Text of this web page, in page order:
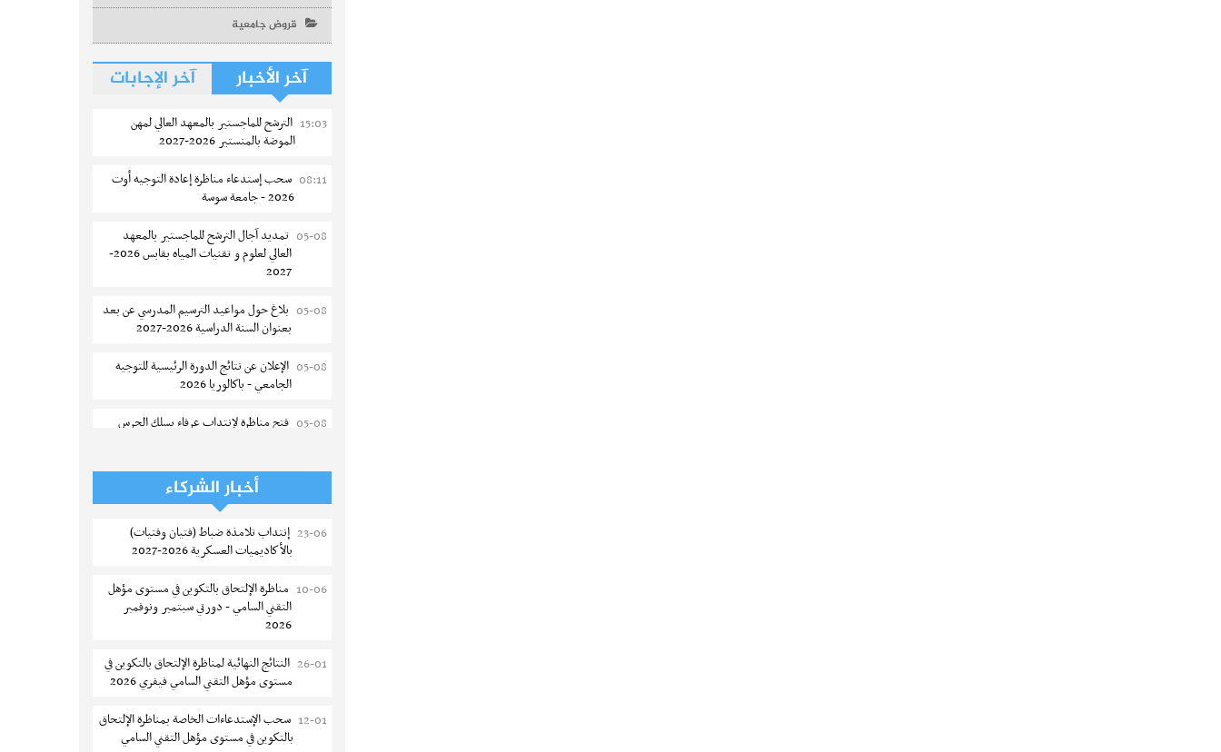
قروض جامعية
آخر الأخبار آخر الإجابات
15:03 الترشح للماجستير بالمعهد العالي لمهن
الموضة بالمنستير 2026-2027
08:11 سحب إستدعاء مناظرة إعادة التوجيه أوت
2026 - جامعة سوسة
05-08 تمديد آجال الترشح للماجستير بالمعهد
العالي لعلوم و تقنيات المياه بقابس 2026-
2027
05-08 بلاغ حول مواعيد الترسيم المدرسي عن بعد
بعنوان السنة الدراسية 2026-2027
05-08 الإعلان عن نتائج الدورة الرئيسية للتوجيه
الجامعي - باكالوريا 2026
05-08 فتح مناظرة لإنتداب عرفاء بسلك الحرس
تسجيل طلبة كلية الآداب والفنون
والإنسانيات بمنوبة 2026-2027
05-08 المعهد العالي للرياضة و التربية البدنية
بقصر السعيد : ترسيم السنوات الثانية
تمديد آجال الترشح للماجستير بكلية العلوم
بقابس 2026-2027
05-08 كلية العلوم الإقتصادية والتصرف بسوسة :
الترشح لماجستير مهني جديد
05-08 الترشح للماجستير بالمعهد العالي للرياضة
والتربية البدنية بصفاقس 2026-2027
أخبار الشركاء
23-06 إنتداب تلامذة ضباط (فتيان وفتيات)
بالأكاديميات العسكرية 2026-2027
10-06 مناظرة الإلتحاق بالتكوين في مستوى مؤهل
التقني السامي - دورتي سبتمبر ونوفمبر
2026
26-01 النتائج النهائية لمناظرة الإلتحاق بالتكوين في
مستوى مؤهل التقني السامي فيفري 2026
12-01 سحب الإستدعاءات الخاصة بمناظرة الإلتحاق
بالتكوين في مستوى مؤهل التقني السامي